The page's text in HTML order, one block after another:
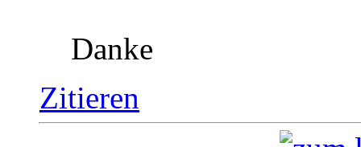
Danke
Zitieren